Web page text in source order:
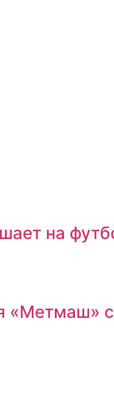
на